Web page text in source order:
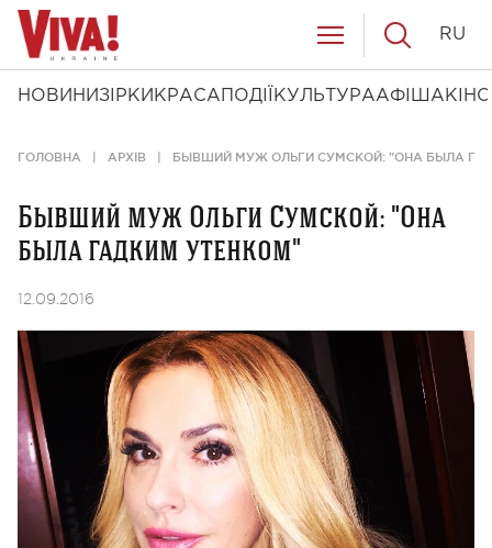
НОВИНИ ЗІРКИ КРАСА ПОДІЇ КУЛЬТУРААФІША КІНО
RU
ГОЛОВНА АРХІВ БЫВШИЙ МУЖ ОЛЬГИ СУМСКОЙ: "ОНА БЫЛА
Бывший муж Ольги Сумской: "Она
была гадким утенком"
12.09.2016